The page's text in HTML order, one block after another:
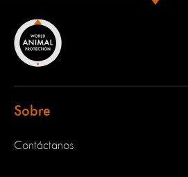
Sobre
Contáctanos